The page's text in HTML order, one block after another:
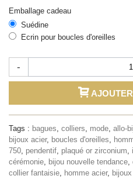
Emballage cadeau
Suédine
Ecrin pour boucles d'oreilles
-
Tags : bagues, colliers, mode, allo-
bijoux acier, boucles d'oreilles,
750, pendentif, plaqué or zirconium,
cérémonie, bijou nouvelle tendance,
collier fantaisie, homme acier,